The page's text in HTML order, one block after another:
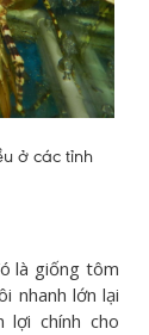
ở các tỉnh
là giống tôm
nhanh lớn lại
lợi chính cho